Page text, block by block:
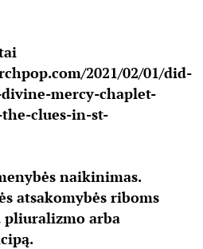
2021/02/01/did-
mercy-chaplet-
clues-in-st-
naikinimas.
atsakomybės riboms
arba